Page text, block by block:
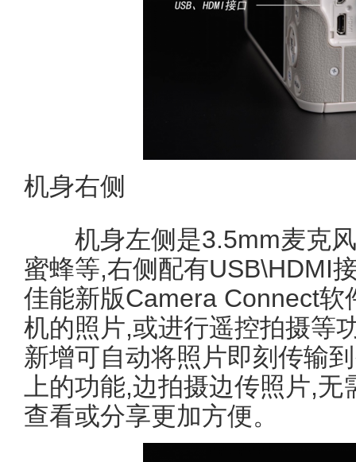
机身右侧
机身左侧是3.5mm麦克风
蜜蜂等,右侧配有USB\HDMI
佳能新版Camera Connect
机的照片,或进行遥控拍摄等
新增可自动将照片即刻传输
上的功能,边拍摄边传照片,
查看或分享更加方便。